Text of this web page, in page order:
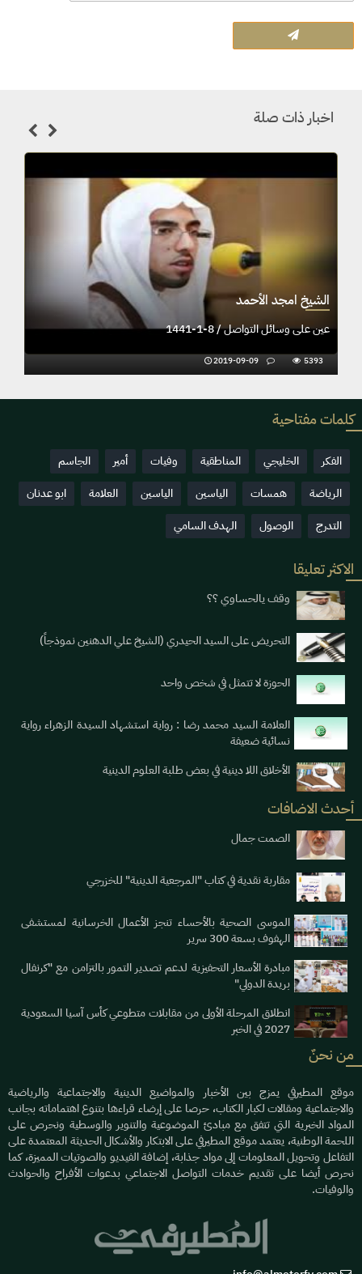
اخبار ذات صلة
الشيخ امجد الأحمد
عين على وسائل التواصل / 8-1-1441
5393
كلمات مفتاحية
الفكر الخليجي المناطقية وفيات أمير
الجاسم
الرياضة
همسات الياسين الياسين العلامة
ابو عدنان
التدرج
الوصول الهدف السامي
الاكثر تعليقا
وقف يالحساوي ؟؟
التحريض على السيد الحيدري (الشيخ علي الدهنين نموذجاً)
الحوزة لا تتمثل في شخص واحد
العلامة السيد محمد رضا : رواية استشهاد السيدة الزهراء رواية
نسائية ضعيفة
الأخلاق اللا دينية في بعض طلبة العلوم الدينية
أحدث الاضافات
الصمت جمال
مقاربة نقدية في كتاب "المرجعية الدينية" للخزرجي
الموسى الصحية بالأحساء تنجز الأعمال الخرسانية لمستشفى
الهفوف بسعة 300 سرير
مبادرة الأسعار التحفيزية لدعم تصدير التمور بالتزامن مع "كرنفال
بريدة الدولي"
انطلاق المرحلة الأولى من مقابلات متطوعي كأس آسيا السعودية
2027 في الخبر
من نحنٌ
موقع المطيرفي يمزج بين الأخبار والمواضيع الدينية والاجتماعية والرياضية
والاجتماعية ومقالات لكبار الكتاب، حرصا على إرضاء قراءها بتنوع اهتماماته بجانب
المواد الخبرية التي تتفق مع مبادئ الموضوعية والتنوير والوسطية ونحرص على
اللحمة الوطنية، يعتمد موقع المطيرفي على الابتكار والأشكال الحديثة المعتمدة على
التفاعل وتحويل المعلومات إلى مواد جذابة، إضافة الفيديو والصوتيات المميزة، كما
نحرص أيضا على تقديم خدمات التواصل الاجتماعي بدعوات الأفراح والحوادث
والوفيات.